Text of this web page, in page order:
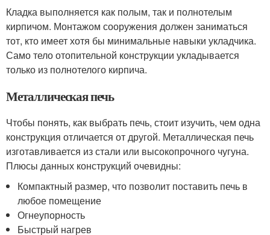
Кладка выполняется как полым, так и полнотелым
кирпичом. Монтажом сооружения должен заниматься
тот, кто имеет хотя бы минимальные навыки укладчика.
Само тело отопительной конструкции укладывается
только из полнотелого кирпича.
Металлическая печь
Чтобы понять, как выбрать печь, стоит изучить, чем одна
конструкция отличается от другой. Металлическая печь
изготавливается из стали или высокопрочного чугуна.
Плюсы данных конструкций очевидны:
Компактный размер, что позволит поставить печь в
любое помещение
Огнеупорность
Быстрый нагрев